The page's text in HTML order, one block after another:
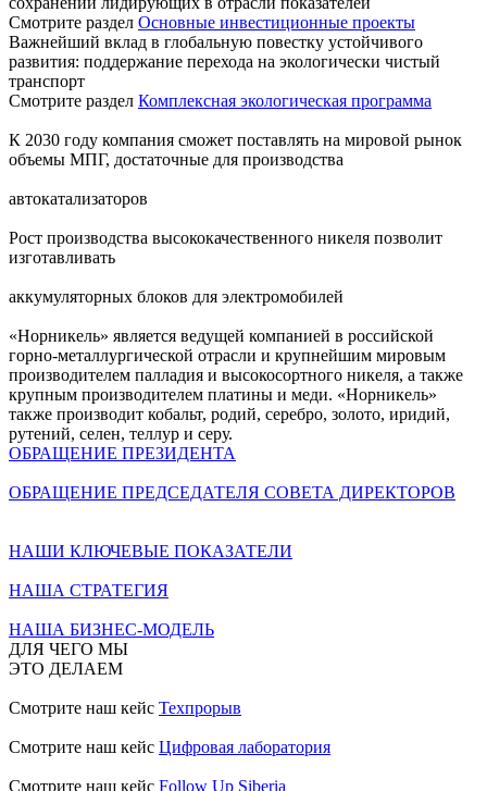
Смотрите раздел Основные инвестиционные проекты
Важнейший вклад в глобальную повестку устойчивого
развития: поддержание перехода на экологически чистый
транспорт
Смотрите раздел Комплексная экологическая программа
К 2030 году компания сможет поставлять на мировой рынок
объемы МПГ, достаточные для производства
автокатализаторов
Рост производства высококачественного никеля позволит
изготавливать
аккумуляторных блоков для электромобилей
«Норникель» является ведущей компанией в российской
горно-металлургической отрасли и крупнейшим мировым
производителем палладия и высокосортного никеля, а также
крупным производителем платины и меди. «Норникель»
также производит кобальт, родий, серебро, золото, иридий,
рутений, селен, теллур и серу.
ОБРАЩЕНИЕ ПРЕЗИДЕНТА
ОБРАЩЕНИЕ ПРЕДСЕДАТЕЛЯ СОВЕТА ДИРЕКТОРОВ
НАШИ КЛЮЧЕВЫЕ ПОКАЗАТЕЛИ
НАША СТРАТЕГИЯ
НАША БИЗНЕС-МОДЕЛЬ
ДЛЯ ЧЕГО МЫ
ЭТО ДЕЛАЕМ
Смотрите наш кейс Техпрорыв
Смотрите наш кейс Цифровая лаборатория
Смотрите наш кейс Follow Up Siberia